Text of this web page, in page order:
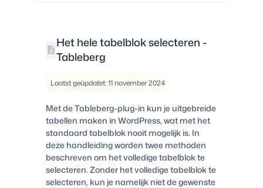
Het hele tabelblok selecteren -
Tableberg
Laatst geüpdatet: 11 november 2024
Met de Tableberg-plug-in kun je uitgebreide
tabellen maken in WordPress, wat met het
standaard tabelblok nooit mogelijk is. In
deze handleiding worden twee methoden
beschreven om het volledige tabelblok te
selecteren. Zonder het volledige tabelblok te
selecteren, kun je namelijk niet de gewenste